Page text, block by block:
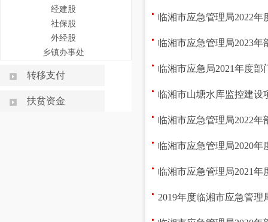
经建股
社保股
外经股
乡镇办事处
转移支付
扶贫资金
临湘市应急管理局2022年
临湘市应急管理局2023年
临湘市应急局2021年度部
临湘市山塘水库监控建设
临湘市应急管理局2022年
临湘市应急管理局2020年
临湘市应急管理局2021年
2019年度临湘市应急管理